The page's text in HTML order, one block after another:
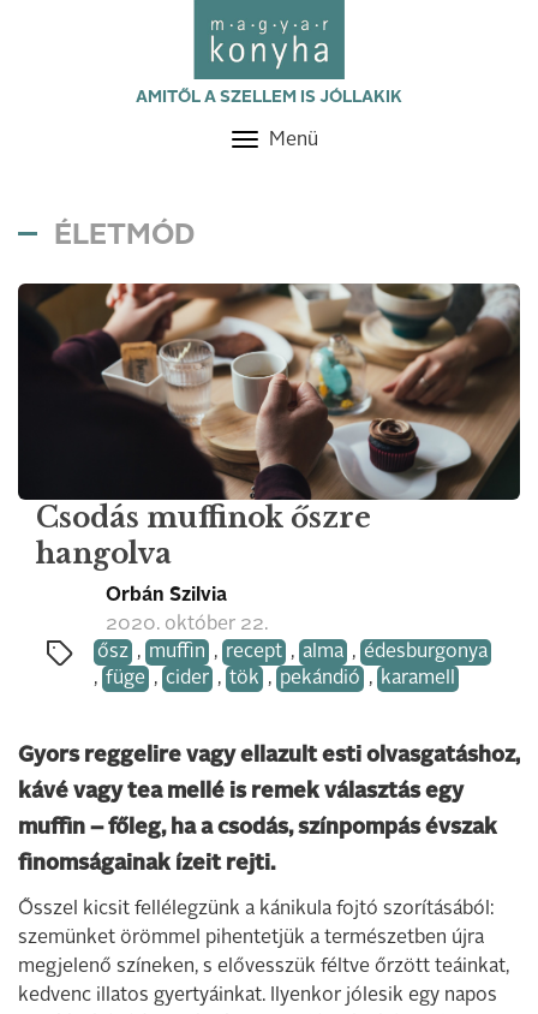
AMITŐL A SZELLEM IS JÓLLAKIK
Toggle
Menü
ÉLETMÓD
Csodás muffinok őszre
hangolva
Orbán Szilvia
2020. október 22.
ősz , muffin , recept , alma , édesburgonya
, füge , cider , tök , pekándió , karamell
Gyors reggelire vagy ellazult esti olvasgatáshoz,
kávé vagy tea mellé is remek választás egy
muffin – főleg, ha a csodás, színpompás évszak
finomságainak ízeit rejti.
Ősszel kicsit fellélegzünk a kánikula fojtó szorításából:
szemünket örömmel pihentetjük a természetben újra
megjelenő színeken, s elővesszük féltve őrzött teáinkat,
kedvenc illatos gyertyáinkat. Ilyenkor jólesik egy napos